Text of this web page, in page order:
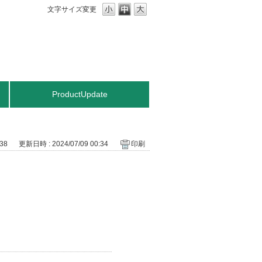
文字サイズ変更
ProductUpdate
更新日時 : 2024/07/09 00:34 印刷